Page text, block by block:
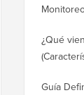
¿Qué
Guía